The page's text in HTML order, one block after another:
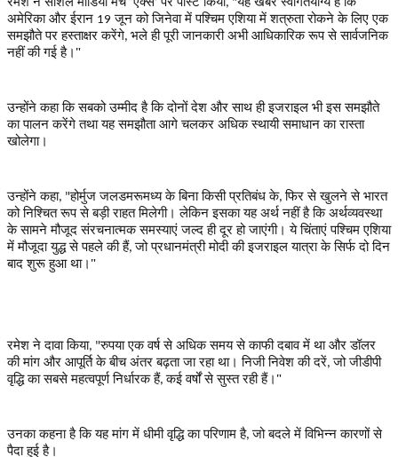
‘ ’ , "
अमेरिका और ईरान 19 जून को जिनेवा में पश्चिम एशिया में शत्रुता रोकने के लिए एक
समझौते पर हस्ताक्षर करेंगे, भले ही पूरी जानकारी अभी आधिकारिक रूप से सार्वजनिक
नहीं की गई है।"
उन्होंने कहा कि सबको उम्मीद है कि दोनों देश और साथ ही इजराइल भी इस समझौते
का पालन करेंगे तथा यह समझौता आगे चलकर अधिक स्थायी समाधान का रास्ता
खोलेगा।
उन्होंने कहा, "होर्मुज जलडमरूमध्य के बिना किसी प्रतिबंध के,फिर से खुलने से भारत
को निश्चित रूप से बड़ी राहत मिलेगी। लेकिन इसका यह अर्थ नहीं है कि अर्थव्यवस्था
के सामने मौजूद संरचनात्मक समस्याएं जल्द ही दूर हो जाएंगी। ये चिंताएं पश्चिम एशिया
में मौजूदा युद्ध से पहले की हैं,जो प्रधानमंत्री मोदी की इजराइल यात्रा के सिर्फ दो दिन
बाद शुरू हुआ था।"
रमेश ने दावा किया, "रुपया एक वर्ष से अधिक समय से काफी दबाव में था और डॉलर
की मांग और आपूर्ति के बीच अंतर बढ़ता जा रहा था। निजी निवेश की दरें,जो जीडीपी
वृद्धि का सबसे महत्वपूर्ण निर्धारक हैं,कई वर्षों से सुस्त रही हैं।"
उनका कहना है कि यह मांग में धीमी वृद्धि का परिणाम है,जो बदले में विभिन्न कारणों से
पैदा हुई है।